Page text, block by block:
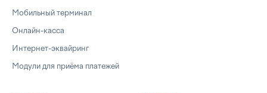
Мобильный терминал
Онлайн-касса
Интернет-эквайринг
Модули для приёма платежей